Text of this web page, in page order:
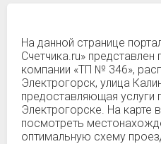
На данной странице
Счетчика.ru»
компании «ТП № 346»,
Электрогорск, улица
предоставляющая
Электрогорске. На карте
посмотреть
оптимальную схему